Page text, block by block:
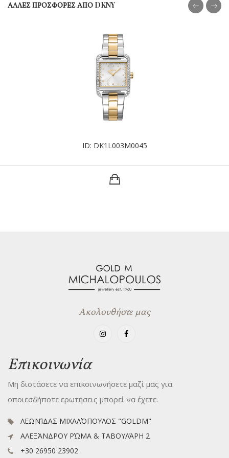
ΑΛΛΕΣ ΠΡΟΣΦΟΡΕΣ ΑΠΟ DKNY
ID: DK1L003M0045
Ακολουθήστε μας
Επικοινωνία
Μη διστάσετε να επικοινωνήσετε μαζί μας για
οποιεσδήποτε ερωτήσεις μπορεί να έχετε.
ΛΕΩΝΊΔΑΣ ΜΙΧΑΛΌΠΟΥΛΟΣ "GOLDM"
ΑΛΕΞΆΝΔΡΟΥ ΡΏΜΑ & ΤΑΒΟΥΛΆΡΗ 2
+30 26950 23902